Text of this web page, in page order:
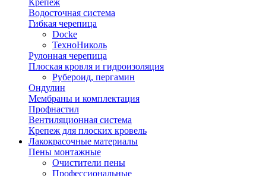
Крепеж
Водосточная система
Гибкая черепица
Docke
ТехноНиколь
Рулонная черепица
Плоская кровля и гидроизоляция
Рубероид, пергамин
Ондулин
Мембраны и комплектация
Профнастил
Вентиляционная система
Крепеж для плоских кровель
Лакокрасочные материалы
Пены монтажные
Очистители пены
Профессиональные